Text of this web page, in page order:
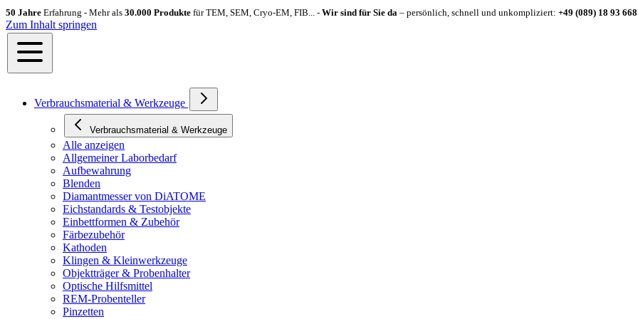
50 Jahre Erfahrung - Mehr als 30.000 Produkte für TEM, SEM, Cryo-EM, FIB... - Wir sind für Sie da – persönlich, schnell und unkompliziert: +49 (089) 18 93
Zum Inhalt springen
Verbrauchsmaterial & Werkzeuge
Verbrauchsmaterial & Werkzeuge
Alle anzeigen
Allgemeiner Laborbedarf
Aufbewahrung
Blenden
Diamantmesser von DiATOME
Eichstandards & Testobjekte
Einbettformen & Zubehör
Färbezubehör
Kathoden
Klingen & Kleinwerkzeuge
Objektträger & Probenhalter
Optische Hilfsmittel
REM-Probenteller
Pinzetten